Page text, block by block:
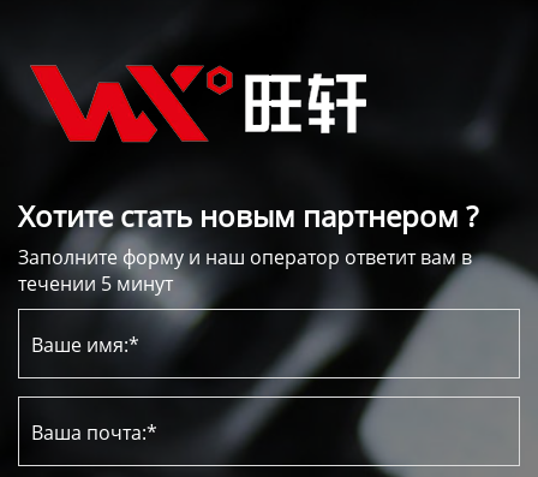
Хотите стать новым партнером ?
Заполните форму и наш оператор ответит вам в
течении 5 минут